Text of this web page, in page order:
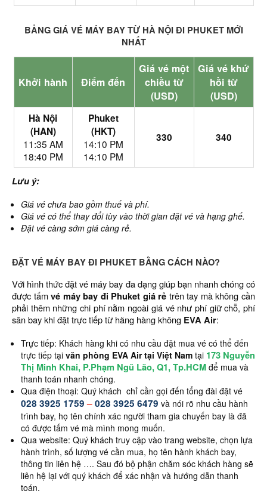
BẢNG GIÁ VÉ MÁY BAY TỪ HÀ NỘI ĐI PHUKET MỚI
NHẤT
Khởi hành Điểm đến
Giá vé một
chiều từ
(USD)
Giá vé khứ
hồi từ
(USD)
Hà Nội
(HAN)
11:35 AM
18:40 PM
Phuket
(HKT)
14:10 PM
14:10 PM
330 340
Lưu ý:
Giá vé chưa bao gồm thuế và phí.
Giá vé có thể thay đổi tùy vào thời gian đặt vé và hạng ghế.
Đặt vé càng sớm giá càng rẻ.
ĐẶT VÉ MÁY BAY ĐI PHUKET BẰNG CÁCH NÀO?
Với hình thức đặt vé máy bay đa dạng giúp bạn nhanh chóng có
được tấmvé máy bay đi Phuket giá rẻ trên tay mà không cần
phải thêm những chi phí nằm ngoài giá vé như phí giữ chỗ, phí
sân bay khi đặt trực tiếp từ hãng hàng không EVA Air:
Trực tiếp: Khách hàng khi có nhu cầu đặt mua vé có thể đến
trực tiếp tại văn phòng EVA Air tại Việt Nam tại 173 Nguyễn
Thị Minh Khai, P.Phạm Ngũ Lão, Q1, Tp.HCM để mua và
thanh toán nhanh chóng.
Qua điện thoại: Quý khách chỉ cần gọi đến tổng đài đặt vé
028 3925 1759–028 3925 6479 và nói rõ nhu cầu hành
trình bay, họ tên chính xác người tham gia chuyến bay là đã
có được tấm vé mà mình mong muốn.
Qua website: Quý khách truy cập vào trang website, chọn lựa
hành trình, số lượng vé cần mua, họ tên hành khách bay,
thông tin liên hệ …. Sau đó bộ phận chăm sóc khách hàng sẽ
liên hệ lại với quý khách để xác nhận và hướng dẫn thanh
toán.